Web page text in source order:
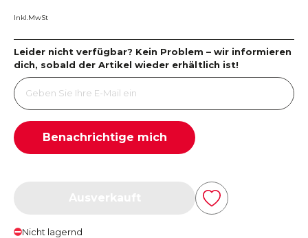
Inkl.MwSt
Leider nicht verfügbar? Kein Problem – wir informieren
dich, sobald der Artikel wieder erhältlich ist!
Benachrichtige mich
Nicht lagernd